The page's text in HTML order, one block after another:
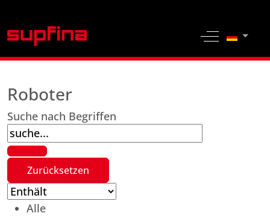
Off-Canvas
Sprache
Roboter
Suche nach Begriffen
Alle